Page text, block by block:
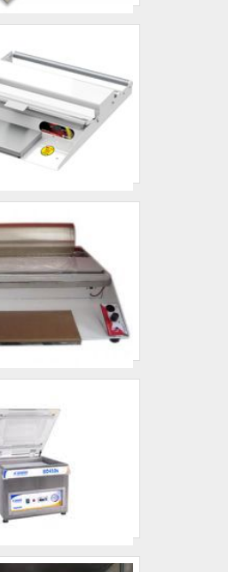
se procura soluções
embalar chapas. A
como máquinas
e projetos
a melhor experiência
com qualidade..